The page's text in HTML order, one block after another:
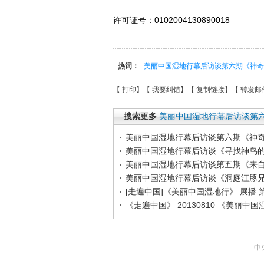
许可证号：0102004130890018
热词： 美丽中国湿地行幕后访谈第六期《神
【 打印 】【 我要纠错】【 复制链接】【 转发邮
搜索更多 美丽中国湿地行幕后访谈第
美丽中国湿地行幕后访谈第六期《神
美丽中国湿地行幕后访谈《寻找神鸟
美丽中国湿地行幕后访谈第五期《来
美丽中国湿地行幕后访谈《洞庭江豚
[走遍中国]《美丽中国湿地行》 展
《走遍中国》 20130810 《美丽中
中